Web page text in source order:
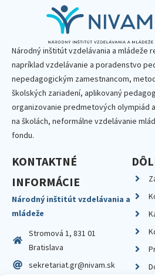
Národný inštitút vzdelávania a mládeže
napríklad vzdelávanie a poradenstvo
nepedagogickým zamestnancom,
školských zariadení, aplikovaný
organizovanie predmetových olympiád
na školách, neformálne vzdelávanie
fondu.
KONTAKTNÉ
INFORMÁCIE
Národný inštitút vzdelávania a
mládeže
Stromová 1, 831 01
Bratislava
sekretariat.gr@nivam.sk